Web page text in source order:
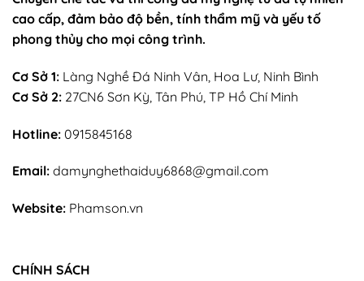
cao cấp, đảm bảo độ bền, tính thẩm mỹ và yếu tố
phong thủy cho mọi công trình.
Cơ Sở 1: Làng Nghề Đá Ninh Vân, Hoa Lư, Ninh Bình
Cơ Sở 2: 27CN6 Sơn Kỳ, Tân Phú, TP Hồ Chí Minh
Hotline: 0915845168
Email: damynghethaiduy6868@gmail.com
Website: Phamson.vn
CHÍNH SÁCH